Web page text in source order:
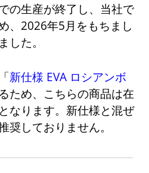
の生産が終了し、当社で
、2026年5月をもちまし
した。
新仕様 EVA ロシアンボ
ため、こちらの商品は在
なります。新仕様と混ぜ
奨しておりません。